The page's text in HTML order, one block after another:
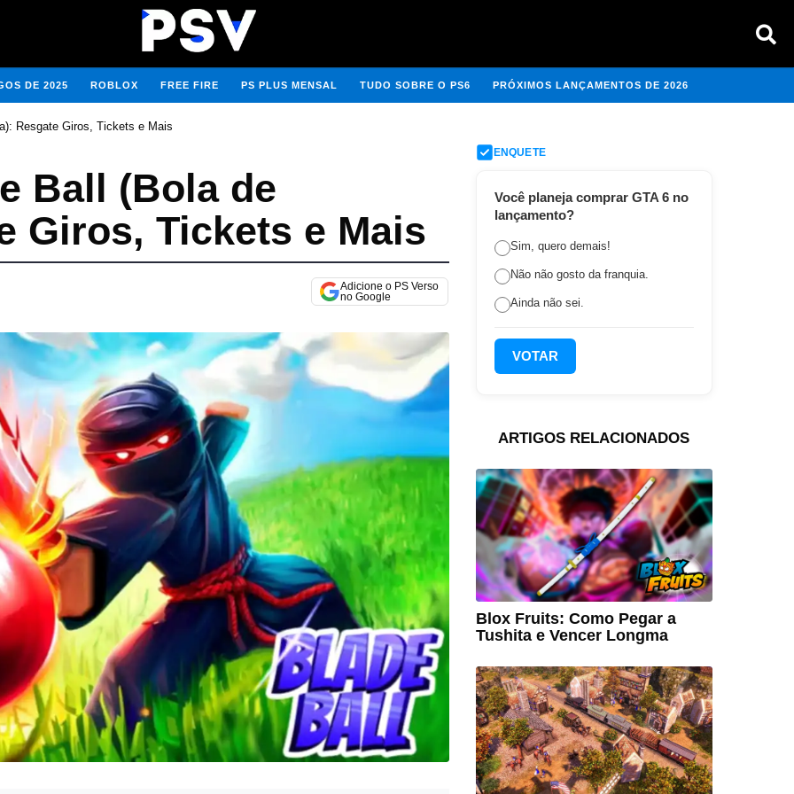
DE 2025 ROBLOX FREE FIRE PS PLUS MENSAL TUDO SOBRE O PS6 PRÓXIMOS LANÇAMENTOS DE 2026
Resgate Giros, Tickets e Mais
Ball (Bola de
Giros, Tickets e Mais
Adicione o PS Verso
no Google
ENQUETE
Você planeja comprar GTA 6 no
lançamento?
Sim, quero demais!
Não não gosto da franquia.
Ainda não sei.
VOTAR
ARTIGOS RELACIONADOS
Blox Fruits: Como Pegar a
Tushita e Vencer Longma